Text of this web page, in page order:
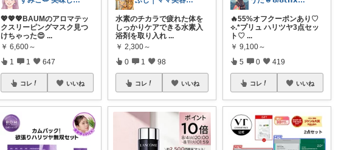
💖💖💖BAUMのアロマテッ
クスリーピングマスク見つ
けちゃった😍 ...
￥ 6,600～
1 1 647
コレ いいね
水素のチカラで疲れた体を
しっかりケアできる水素入
浴剤を取り入れ ...
￥ 2,300～
0 1 98
コレ いいね
🔥55%オフクーポンあり♡
⟡.*プリュ ハリツヤ3点セッ
ト♡ ...
￥ 9,100～
5 0 419
コレ いいね